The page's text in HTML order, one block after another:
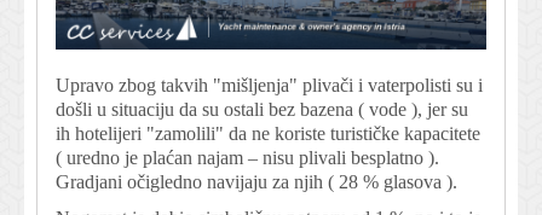
Upravo zbog takvih "mišljenja" plivači i vaterpolisti su i
došli u situaciju da su ostali bez bazena ( vode ), jer su
ih hotelijeri "zamolili" da ne koriste turističke kapacitete
( uredno je plaćan najam – nisu plivali besplatno ).
Gradjani očigledno navijaju za njih ( 28 % glasova ).